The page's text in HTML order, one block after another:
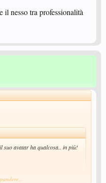
nesso tra professionalità
suo avatar ha qualcosa.. in più!